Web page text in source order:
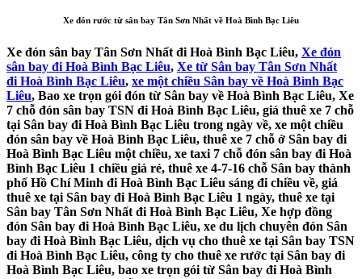
Xe đón rước từ sân bay Tân Sơn Nhất về Hoà Bình Bạc Liêu
Xe đón sân bay Tân Sơn Nhất đi Hoà Bình Bạc Liêu, Xe đón
sân bay đi Hoà Bình Bạc Liêu, Xe từ Sân bay Tân Sơn Nhất
đi Hoà Bình Bạc Liêu, xe một chiều Sân bay về Hoà Bình Bạc
Liêu, Bao xe trọn gói đón từ Sân bay về Hoà Bình Bạc Liêu, Xe
7 chỗ đón sân bay TSN đi Hoà Bình Bạc Liêu, giá thuê xe 7 chỗ
tại Sân bay đi Hoà Bình Bạc Liêu trong ngày về, xe một chiều
đón sân bay về Hoà Bình Bạc Liêu, thuê xe 7 chỗ ở Sân bay đi
Hoà Bình Bạc Liêu một chiều, xe taxi 7 chỗ đón sân bay đi Hoà
Bình Bạc Liêu 1 chiều giá rẻ, thuê xe 4-7-16 chỗ Sân bay thành
phố Hồ Chí Minh đi Hoà Bình Bạc Liêu sáng đi chiều về, giá
thuê xe tại Sân bay đi Hoà Bình Bạc Liêu 1 ngày, thuê xe tại
Sân bay Tân Sơn Nhất đi Hoà Bình Bạc Liêu, Xe hợp đồng
đón Sân bay đi Hoà Bình Bạc Liêu, xe du lịch chuyên đón Sân
bay đi Hoà Bình Bạc Liêu, dịch vụ cho thuê xe tại Sân bay TSN
đi Hoà Bình Bạc Liêu, công ty cho thuê xe rước tại Sân bay đi
Hoà Bình Bạc Liêu, bao xe trọn gói từ Sân bay đi Hoà Bình